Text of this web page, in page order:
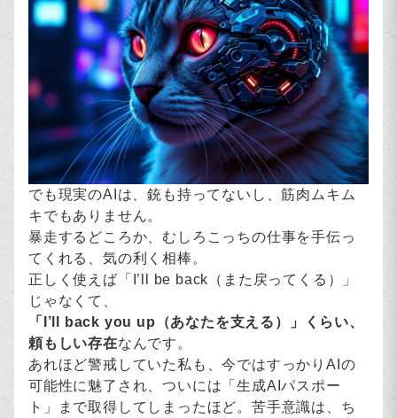
でも現実のAIは、銃も持ってないし、筋肉ムキム
キでもありません。
暴走するどころか、むしろこっちの仕事を手伝っ
てくれる、気の利く相棒。
正しく使えば「I’ll be back（また戻ってくる）」
じゃなくて、
「I’ll back you up（あなたを支える）」くらい、
頼もしい存在なんです。
あれほど警戒していた私も、今ではすっかりAIの
可能性に魅了され、ついには「生成AIパスポー
ト」まで取得してしまったほど。苦手意識は、ち